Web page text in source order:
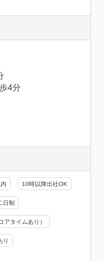
4分
10時以降出社OK
日制
アタイムあり）
り